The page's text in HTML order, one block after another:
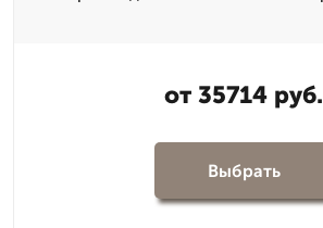
от 35714 руб.
Выбрать